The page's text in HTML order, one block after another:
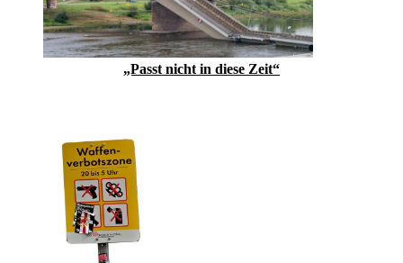
„Passt nicht in diese Zeit“